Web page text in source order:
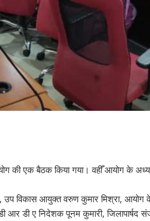
की एक बैठक किया गया। वहीँ आयोग के
उप विकास आयुक्त वरुण कुमार मिश्रा,
डी ए निदेशक पूनम कुमारी, जिलापार्षद